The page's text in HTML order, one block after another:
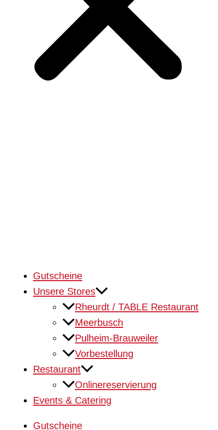
Gutscheine
Unsere Stores
Rheurdt / TABLE Restaurant
Meerbusch
Pulheim-Brauweiler
Vorbestellung
Restaurant
Onlinereservierung
Events & Catering
Gutscheine